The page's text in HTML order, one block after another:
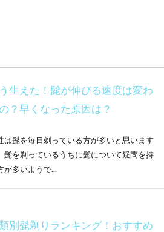
生えた！髭が伸びる速度は変わ
？早くなった原因は？
は髭を毎日剃っている方が多いと思います
髭を剃っているうちに髭について疑問を持
が多いようで...
別髭剃りランキング！おすすめ